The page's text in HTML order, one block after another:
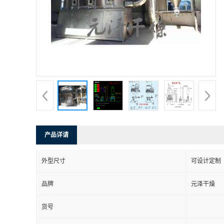
产品详请
外型尺寸 可设计定制
品牌 元泽干燥
货号